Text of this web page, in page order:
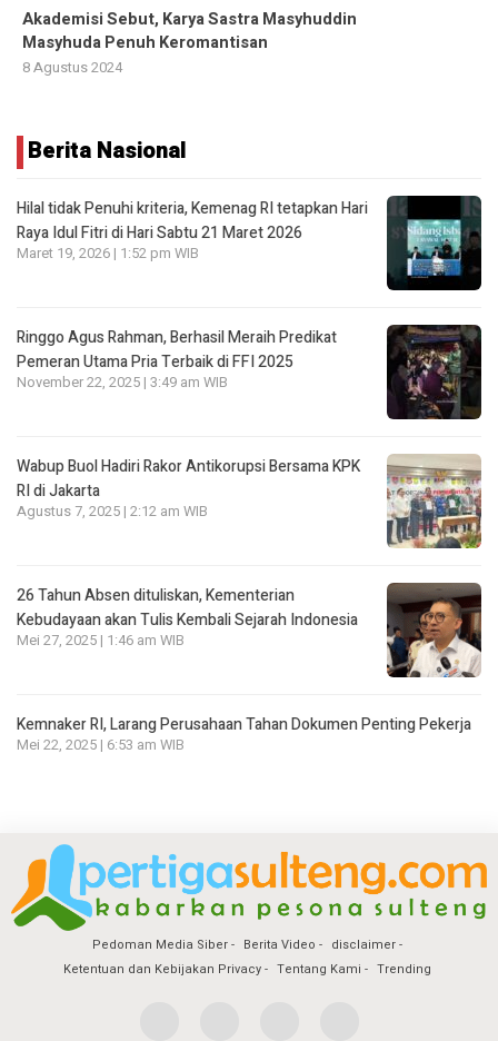
Akademisi Sebut, Karya Sastra Masyhuddin
Masyhuda Penuh Keromantisan
8 Agustus 2024
Berita Nasional
Hilal tidak Penuhi kriteria, Kemenag RI tetapkan Hari
Raya Idul Fitri di Hari Sabtu 21 Maret 2026
Maret 19, 2026 | 1:52 pm WIB
Ringgo Agus Rahman, Berhasil Meraih Predikat
Pemeran Utama Pria Terbaik di FFI 2025
November 22, 2025 | 3:49 am WIB
Wabup Buol Hadiri Rakor Antikorupsi Bersama KPK
RI di Jakarta
Agustus 7, 2025 | 2:12 am WIB
26 Tahun Absen dituliskan, Kementerian
Kebudayaan akan Tulis Kembali Sejarah Indonesia
Mei 27, 2025 | 1:46 am WIB
Kemnaker RI, Larang Perusahaan Tahan Dokumen Penting Pekerja
Mei 22, 2025 | 6:53 am WIB
Pedoman Media Siber Berita Video
disclaimer
Ketentuan dan Kebijakan Privacy
Tentang Kami Trending